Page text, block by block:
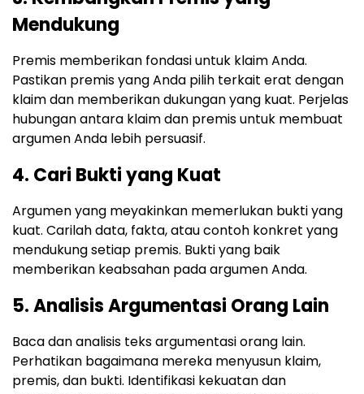
Mendukung
Premis memberikan fondasi untuk klaim Anda.
Pastikan premis yang Anda pilih terkait erat dengan
klaim dan memberikan dukungan yang kuat. Perjelas
hubungan antara klaim dan premis untuk membuat
argumen Anda lebih persuasif.
4. Cari Bukti yang Kuat
Argumen yang meyakinkan memerlukan bukti yang
kuat. Carilah data, fakta, atau contoh konkret yang
mendukung setiap premis. Bukti yang baik
memberikan keabsahan pada argumen Anda.
5. Analisis Argumentasi Orang Lain
Baca dan analisis teks argumentasi orang lain.
Perhatikan bagaimana mereka menyusun klaim,
premis, dan bukti. Identifikasi kekuatan dan